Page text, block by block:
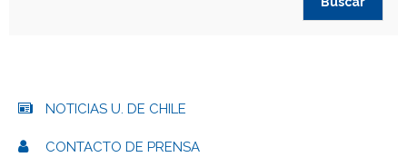
NOTICIAS U. DE CHILE
CONTACTO DE PRENSA